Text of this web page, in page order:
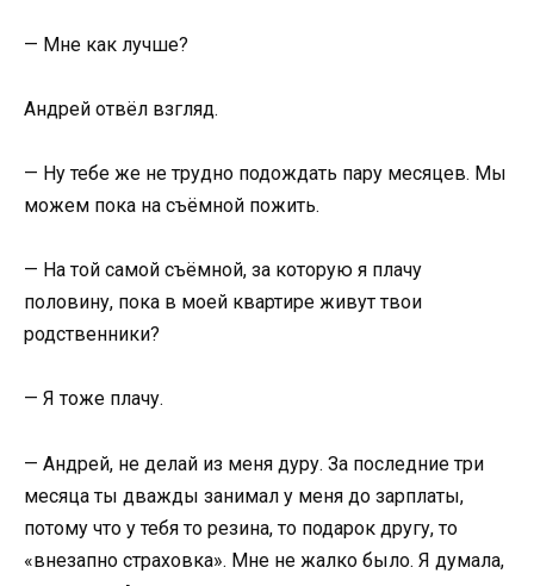
— Мне как лучше?
Андрей отвёл взгляд.
— Ну тебе же не трудно подождать пару месяцев. Мы
можем пока на съёмной пожить.
— На той самой съёмной, за которую я плачу
половину, пока в моей квартире живут твои
родственники?
— Я тоже плачу.
— Андрей, не делай из меня дуру. За последние три
месяца ты дважды занимал у меня до зарплаты,
потому что у тебя то резина, то подарок другу, то
«внезапно страховка». Мне не жалко было. Я думала,